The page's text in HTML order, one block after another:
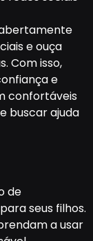
e ouça
Com isso,
e
confortáveis
buscar ajuda
de
seus filhos.
a usar